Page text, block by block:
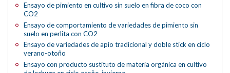
Ensayo de pimiento en cultivo sin suelo en fibra de coco con
CO2
Ensayo de comportamiento de variedades de pimiento sin
suelo en perlita con CO2
Ensayo de variedades de apio tradicional y doble stick en ciclo
verano-otoño
Ensayo con producto sustituto de materia orgánica en cultivo